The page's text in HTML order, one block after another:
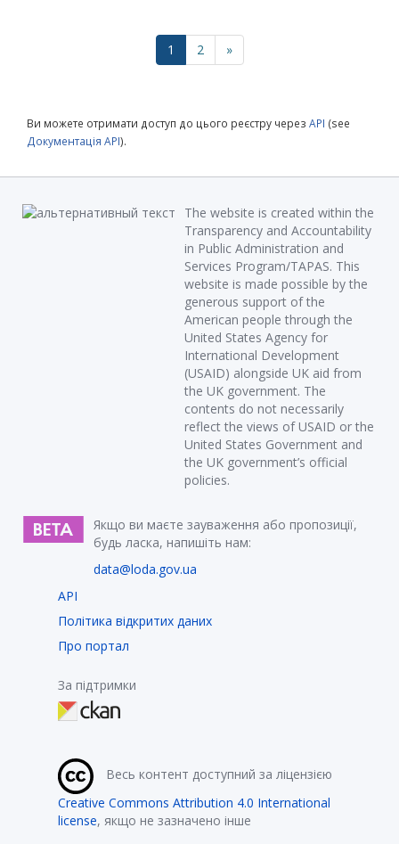
1 2 »
Ви можете отримати доступ до цього реєстру через API (see
Документація API).
The website is created within the
Transparency and Accountability
in Public Administration and
Services Program/TAPAS. This
website is made possible by the
generous support of the
American people through the
United States Agency for
International Development
(USAID) alongside UK aid from
the UK government. The
contents do not necessarily
reflect the views of USAID or the
United States Government and
the UK government’s official
policies.
Якщо ви маєте зауваження або пропозиції,
будь ласка, напишіть нам:
data@loda.gov.ua
API
Політика відкритих даних
Про портал
За підтримки
Весь контент доступний за ліцензією
Creative Commons Attribution 4.0 International
license, якщо не зазначено інше